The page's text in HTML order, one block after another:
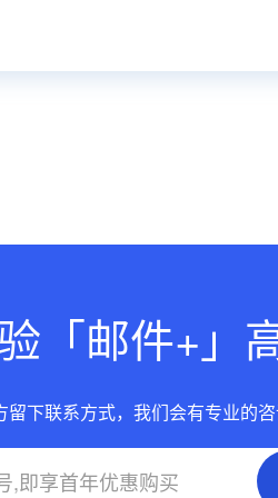
「邮件+」
留下联系方式，我们会有专业的